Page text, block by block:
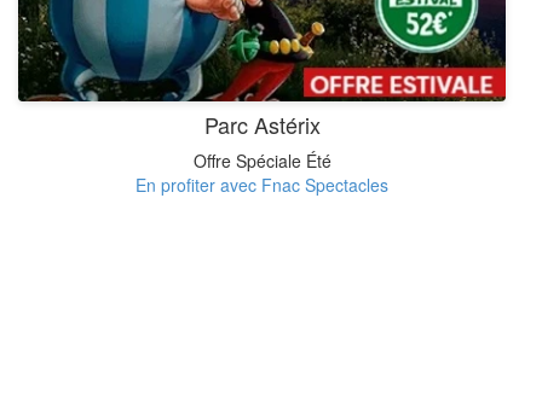
Parc Astérix
Offre Spéciale Été
En profiter avec Fnac Spectacles